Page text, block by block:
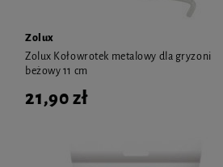
Zolux
Zolux Kołowrotek metalowy dla gryzoni
beżowy 11 cm
21,90 zł